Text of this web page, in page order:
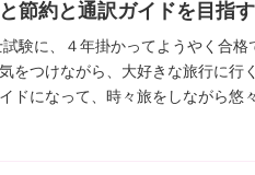
節約と通訳ガイドを目指
験に、４年掛かってようやく合格
をつけながら、大好きな旅行に行
ドになって、時々旅をしながら悠